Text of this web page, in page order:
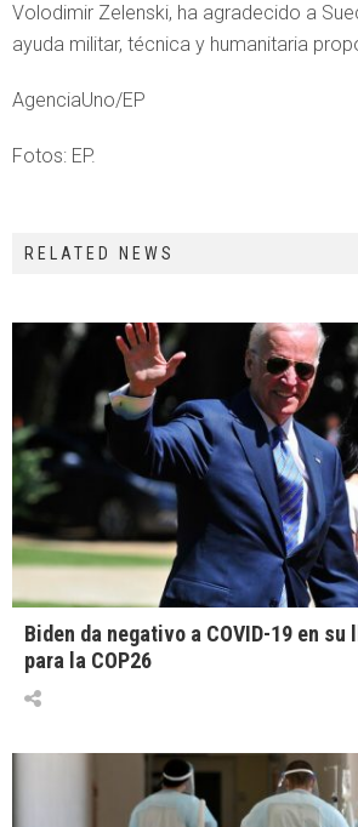
Volodimir Zelenski, ha agradecido a
ayuda militar, técnica y humanitaria
AgenciaUno/EP
Fotos: EP.
RELATED NEWS
Biden da negativo a COVID-19 en su
para la COP26